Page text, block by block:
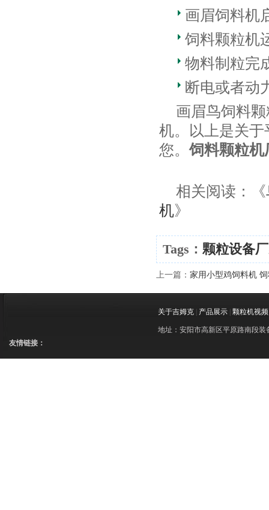
画眉饲料机
饲料颗粒机
物料制粒完
断电或者动
画眉鸟饲料
机。以上是关
您。饲料颗粒机
相关阅读：《
机》
Tags： 颗粒设备
上一篇： 家用小型鸡饲料机
关于吉姆克 产品展示 颗粒机视频
地址：安阳市高新区平原路南段装
友情链接：